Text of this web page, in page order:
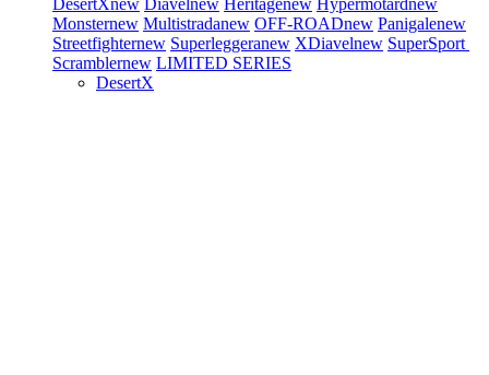
DesertXnew Diavelnew Heritagenew Hypermotardnew
Monsternew Multistradanew OFF-ROADnew Panigalenew
Streetfighternew Superleggeranew XDiavelnew SuperSport
Scramblernew LIMITED SERIES
DesertX